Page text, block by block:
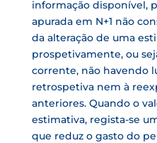
informação disponível,
apurada em N+1 não
da alteração de uma
prospetivamente, ou
corrente, não havendo
retrospetiva nem à
anteriores. Quando o
estimativa, regista-se
que reduz o gasto do